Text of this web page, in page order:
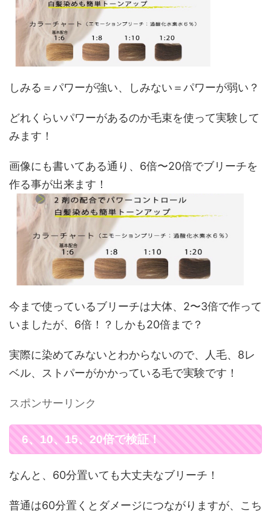
しみる＝パワーが強い、しみない＝パワーが弱い？
どれくらいパワーがあるのか毛束を使って実験して
みます！
画像にも書いてある通り、6倍〜20倍でブリーチを
作る事が出来ます！
今まで使っているブリーチは大体、2〜3倍で作って
いましたが、6倍！？しかも20倍まで？
実際に染めてみないとわからないので、人毛、8レ
ベル、ストパーがかかっている毛で実験です！
スポンサーリンク
6、10、15、20倍で検証！
なんと、60分置いても大丈夫なブリーチ！
普通は60分置くとダメージにつながりますが、こち